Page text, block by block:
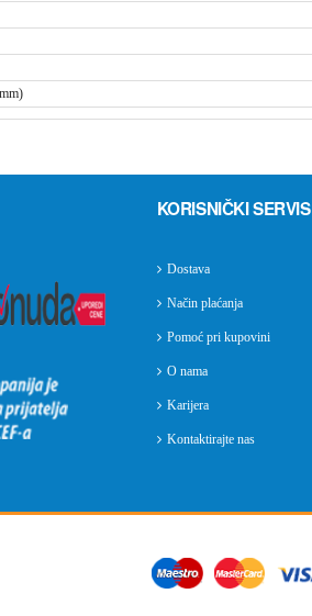
KORISNIČKI SERVIS
Dostava
Način plaćanja
Pomoć pri kupovini
O nama
Karijera
Kontaktirajte nas